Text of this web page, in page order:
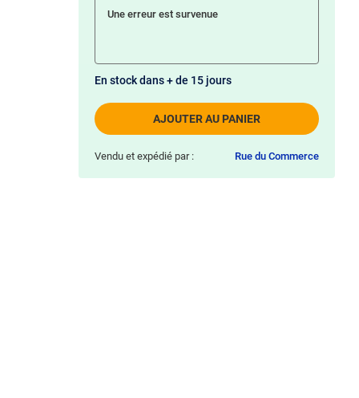
Une erreur est survenue
AJOUTER AU PANIER
En stock dans + de 15 jours
Vendu et expédié par : Rue du Commerce